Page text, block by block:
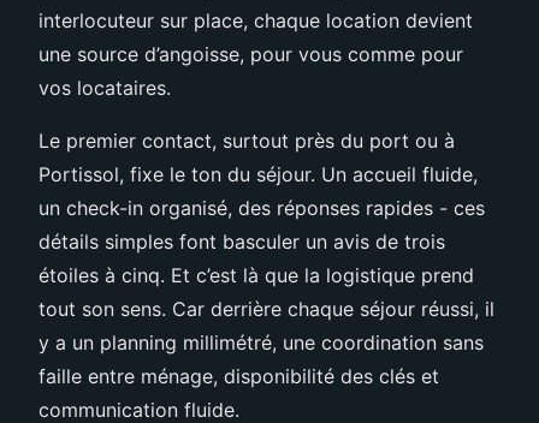
interlocuteur sur place, chaque location devient
une source d’angoisse, pour vous comme pour
vos locataires.
Le premier contact, surtout près du port ou à
Portissol, fixe le ton du séjour. Un accueil fluide,
un check-in organisé, des réponses rapides - ces
détails simples font basculer un avis de trois
étoiles à cinq. Et c’est là que la logistique prend
tout son sens. Car derrière chaque séjour réussi, il
y a un planning millimétré, une coordination sans
faille entre ménage, disponibilité des clés et
communication fluide.